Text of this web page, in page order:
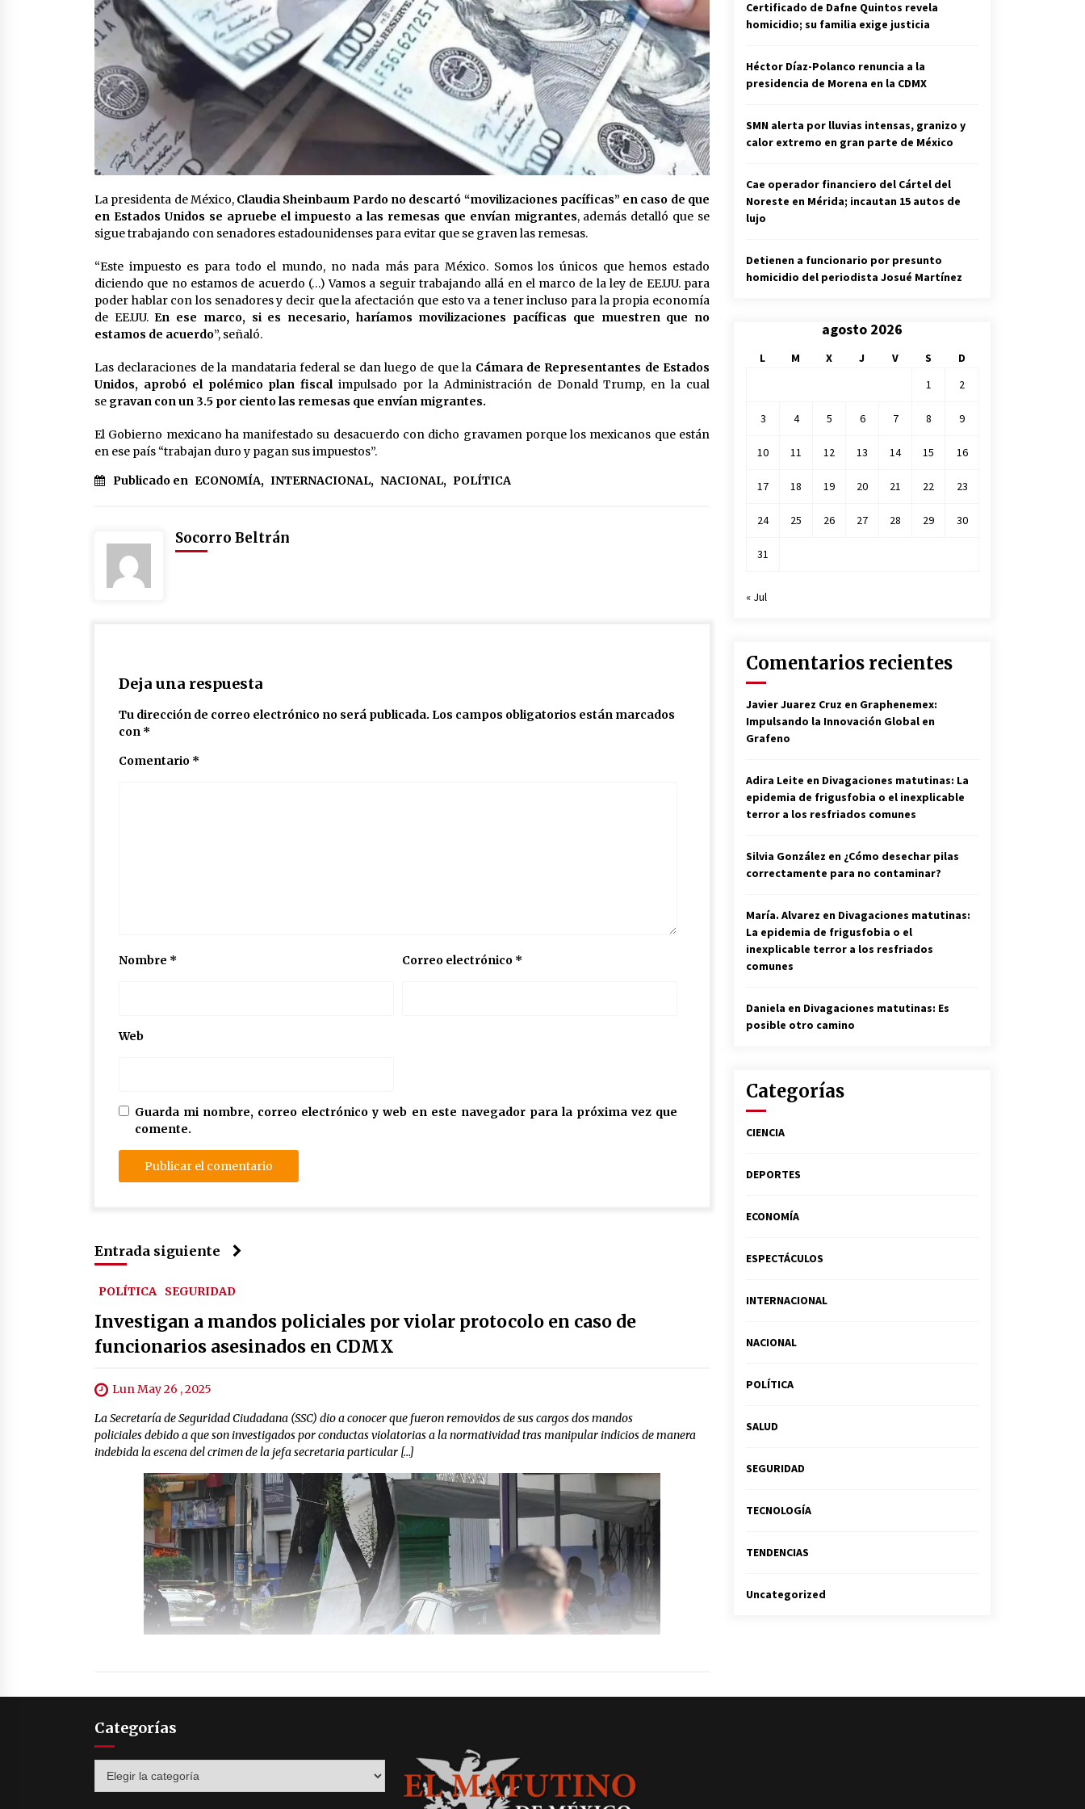
La presidenta de México,Claudia Sheinbaum Pardo no descartó “movilizaciones pacíficas” en caso de que
en Estados Unidos se apruebe el impuesto a las remesas que envían migrantes, además detalló que se
sigue trabajando con senadores estadounidenses para evitar que se graven las remesas.
“Este impuesto es para todo el mundo, no nada más para México. Somos los únicos que hemos estado
diciendo que no estamos de acuerdo (…) Vamos a seguir trabajando allá en el marco de la ley de EE.UU. para
poder hablar con los senadores y decir que la afectación que esto va a tener incluso para la propia economía
de EE.UU.En ese marco, si es necesario, haríamos movilizaciones pacíficas que muestren que no
estamos de acuerdo”, señaló.
Las declaraciones de la mandataria federal se dan luego de que la Cámara de Representantes de Estados
Unidos, aprobó el polémico plan fiscal impulsado por la Administración de Donald Trump, en la cual
se gravan con un 3.5 por ciento las remesas que envían migrantes.
El Gobierno mexicano ha manifestado su desacuerdo con dicho gravamen porque los mexicanos que están
en ese país “trabajan duro y pagan sus impuestos”.
Publicado en ECONOMÍA, INTERNACIONAL, NACIONAL, POLÍTICA
Socorro Beltrán
Deja una respuesta
Tu dirección de correo electrónico no será publicada. Los campos obligatorios están marcados
con *
Comentario *
Nombre * Correo electrónico *
Web
Guarda mi nombre, correo electrónico y web en este navegador para la próxima vez que
comente.
Entrada siguiente
POLÍTICA SEGURIDAD
Investigan a mandos policiales por violar protocolo en caso de
funcionarios asesinados en CDMX
Lun May 26 , 2025
La Secretaría de Seguridad Ciudadana (SSC) dio a conocer que fueron removidos de sus cargos dos mandos
policiales debido a que son investigados por conductas violatorias a la normatividad tras manipular indicios de manera
indebida la escena del crimen de la jefa secretaria particular […]
Certificado de Dafne Quintos revela
homicidio; su familia exige justicia
Héctor Díaz-Polanco renuncia a la
presidencia de Morena en la CDMX
SMN alerta por lluvias intensas, granizo y
calor extremo en gran parte de México
Cae operador financiero del Cártel del
Noreste en Mérida; incautan 15 autos de
lujo
Detienen a funcionario por presunto
homicidio del periodista Josué Martínez
agosto 2026
L M X J V S
D
1
2
3 4 5 6 7 8 9
10 11 12 13 14 15 16
17 18 19 20 21 22 23
24 25 26 27 28 29 30
31
« Jul
Comentarios recientes
Javier Juarez Cruz en Graphenemex:
Impulsando la Innovación Global en
Grafeno
Adira Leite en Divagaciones matutinas: La
epidemia de frigusfobia o el inexplicable
terror a los resfriados comunes
Silvia González en ¿Cómo desechar pilas
correctamente para no contaminar?
María. Alvarez en Divagaciones matutinas:
La epidemia de frigusfobia o el
inexplicable terror a los resfriados
comunes
Daniela en Divagaciones matutinas: Es
posible otro camino
Categorías
CIENCIA
DEPORTES
ECONOMÍA
ESPECTÁCULOS
INTERNACIONAL
NACIONAL
POLÍTICA
SALUD
SEGURIDAD
TECNOLOGÍA
TENDENCIAS
Uncategorized
Categorías